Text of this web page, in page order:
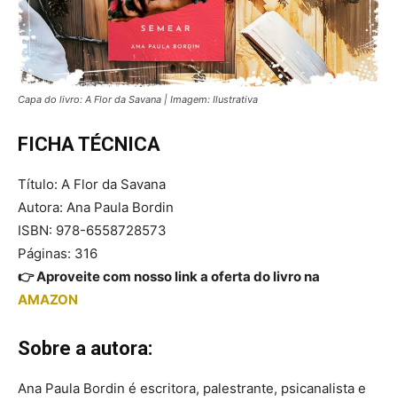
Capa do livro: A Flor da Savana | Imagem: Ilustrativa
FICHA TÉCNICA
Título: A Flor da Savana
Autora: Ana Paula Bordin
ISBN: 978-6558728573
Páginas: 316
👉 Aproveite com nosso link a oferta do livro na
AMAZON
Sobre a autora:
Ana Paula Bordin é escritora, palestrante, psicanalista e